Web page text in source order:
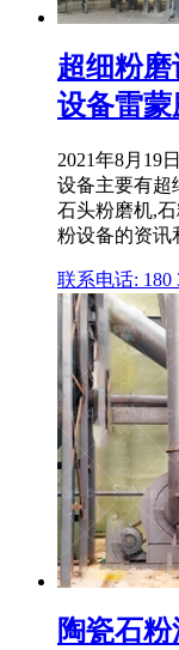
超细粉
设备雷蒙
2021年8月19
设备主要有超
石头粉磨机,
粉设备的资讯
联系电话: 180
陶瓷石